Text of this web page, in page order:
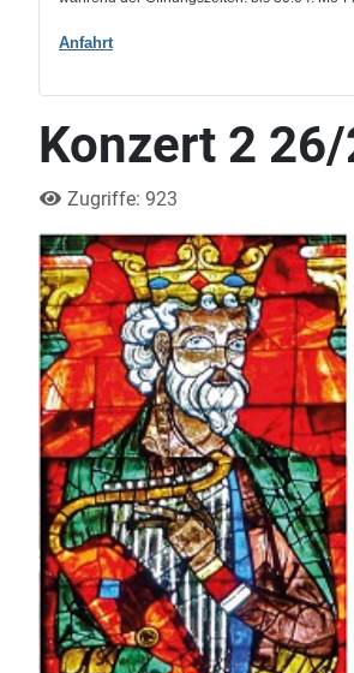
Anfahrt
Konzert 2
Zugriffe: 923